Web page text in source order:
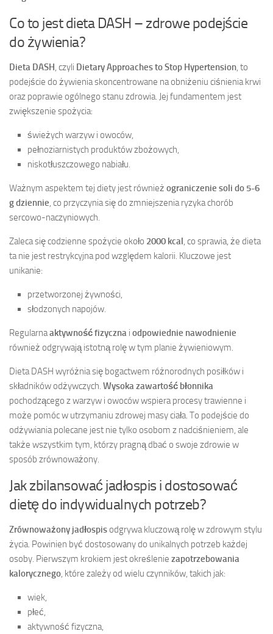
Co to jest dieta DASH – zdrowe podejście
do żywienia?
Dieta DASH, czyli Dietary Approaches to Stop Hypertension, to
podejście do żywienia skoncentrowane na obniżeniu ciśnienia krwi
oraz poprawie ogólnego stanu zdrowia. Jej fundamentem jest
zwiększenie spożycia:
świeżych warzyw i owoców,
pełnoziarnistych produktów zbożowych,
niskotłuszczowego nabiału.
Ważnym aspektem tej diety jest również ograniczenie soli do 5-6
g dziennie, co przyczynia się do zmniejszenia ryzyka chorób
sercowo-naczyniowych.
Zaleca się codzienne spożycie około 2000 kcal, co sprawia, że dieta
ta nie jest restrykcyjna pod względem kalorii. Kluczowe jest
unikanie:
przetworzonej żywności,
słodzonych napojów.
Regularnaaktywność fizyczna i odpowiednie nawodnienie
również odgrywają istotną rolę w tym planie żywieniowym.
Dieta DASH wyróżnia się bogactwem różnorodnych posiłków i
składników odżywczych. Wysoka zawartość błonnika
pochodzącego z warzyw i owoców wspiera procesy trawienne i
może pomóc w utrzymaniu zdrowej masy ciała. To podejście do
odżywiania polecane jest nie tylko osobom z nadciśnieniem, ale
także wszystkim tym, którzy pragną dbać o swoje zdrowie w
sposób zrównoważony.
Jak zbilansować jadłospis i dostosować
dietę do indywidualnych potrzeb?
Zrównoważony jadłospisodgrywa kluczową rolę w zdrowym stylu
życia. Powinien być dostosowany do unikalnych potrzeb każdej
osoby. Pierwszym krokiem jest określenie zapotrzebowania
kalorycznego, które zależy od wielu czynników, takich jak:
wiek,
płeć,
aktywność fizyczna,